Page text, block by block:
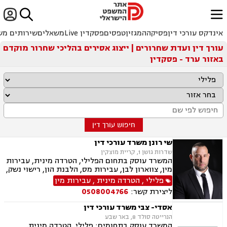

ﱐ
אינדקס עורכי דיןפסיקההמגזיןטפסיםפסקדין Live משאליםשירותים
עורך דין ועדת שחרורים | ייצוג אסירים בהליכי שחרור מוקדם
באזור ערד - פסקדין
חיפוש עורך דין
שי רונן משרד עורכי דין
שדרות גושן 1, קריית מוצקין
המשרד עוסק בתחום הפלילי, הטרדה מינית, עבירות
מין, צווארון לבן, עבירות מס, הלבנת הון, רישוי נשק,
ייצוג קטינים, אלימות במשפחה, עבירות סמים, ועדת
שחרורים, עבירות סייבר, סירוב ויזה לארה"ב, מחיקת
רישום פלילי הסגרה ופשיעה בינלאומית, נפגעי
עבירה.
פלילי, הטרדה מינית ,עבירות מין
ליצירת קשר: 0508004766
אסדי- צבי משרד עורכי דין
הנרייטה סולד 8, באר שבע